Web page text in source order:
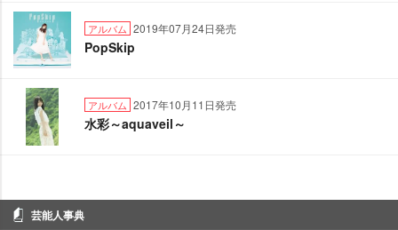
アルバム 2019年07月24日発売
PopSkip
アルバム 2017年10月11日発売
水彩～aquaveil～
芸能人事典